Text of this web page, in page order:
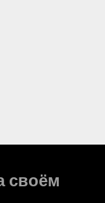
своём